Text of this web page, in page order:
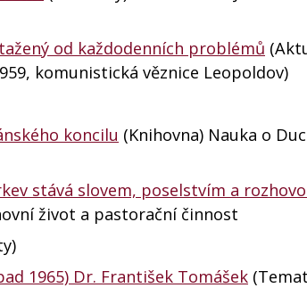
od každodenních problémů
komunistická věznice Leopoldov)
koncilu (Knihovna) Nauka o
stává slovem, poselstvím a
život a pastorační činnost
1965) Dr. František Tomášek